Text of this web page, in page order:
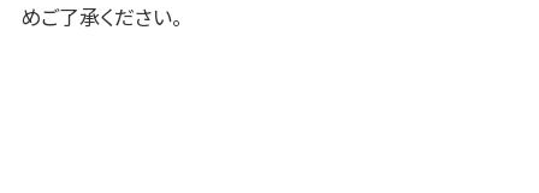
めご了承ください。